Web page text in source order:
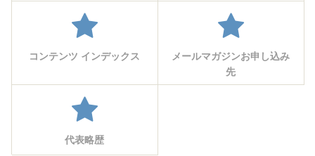
コンテンツ インデックス
メールマガジンお申し込み
先
代表略歴